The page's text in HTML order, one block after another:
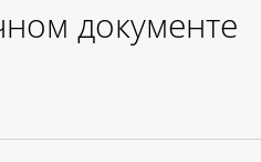
документе